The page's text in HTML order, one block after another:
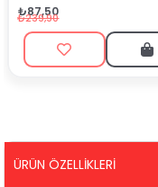
₺87,50
₺239,90
ÜRÜN ÖZELLIKLERI